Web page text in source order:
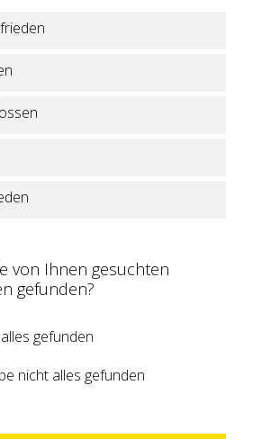
von Ihnen gesuchten
gefunden?
gefunden
nicht alles gefunden